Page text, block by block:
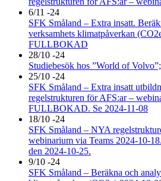
6/11 -24
SFK Småland – Extra insatt.
verksamhets klimatpåverkan
FULLBOKAD
28/10 -24
Studiebesök hos ”World of
25/10 -24
SFK Småland – Extra insatt
regelstrukturen för AFS:ar –
FULLBOKAD. Se 2024-11-08
18/10 -24
SFK Småland – NYA
webinarium via Teams 2024-10-
den 2024-10-25.
9/10 -24
SFK Småland – Beräkna och